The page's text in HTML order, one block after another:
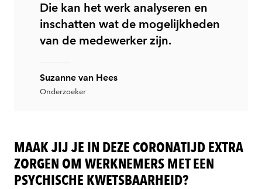
Die kan het werk analyseren en
inschatten wat de mogelijkheden
van de medewerker zijn.
Suzanne van Hees
Onderzoeker
MAAK JIJ JE IN DEZE CORONATIJD EXTRA
ZORGEN OM WERKNEMERS MET EEN
PSYCHISCHE KWETSBAARHEID?